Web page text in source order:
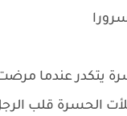
يتكدر عندما
الحسرة قلب